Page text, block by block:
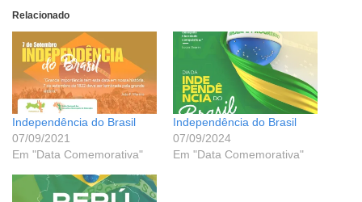
Relacionado
Independência do Brasil
07/09/2021
Em "Data Comemorativa"
Independência do Brasil
07/09/2024
Em "Data Comemorativa"